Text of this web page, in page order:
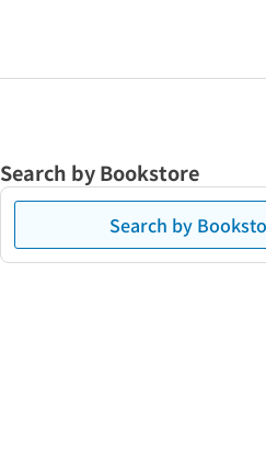
Search by Bookstore
Search by